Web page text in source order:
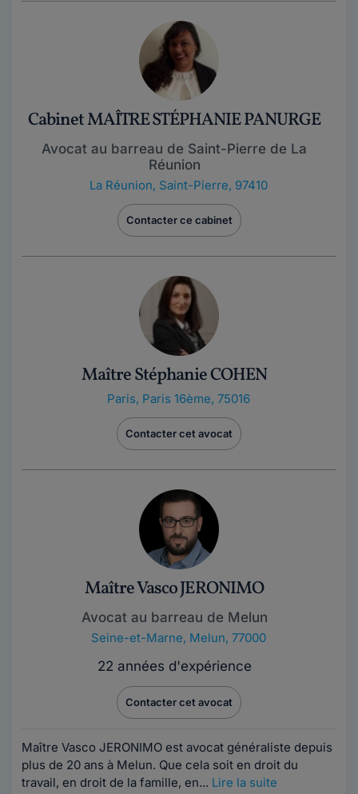
Cabinet MAÎTRE STÉPHANIE PANURGE
Avocat au barreau de Saint-Pierre de La
Réunion
La Réunion, Saint-Pierre, 97410
Contacter ce cabinet
Maître Stéphanie COHEN
Paris, Paris 16ème, 75016
Contacter cet avocat
Maître Vasco JERONIMO
Avocat au barreau de Melun
Seine-et-Marne, Melun, 77000
22 années d'expérience
Contacter cet avocat
Maître Vasco JERONIMO est avocat généraliste depuis
plus de 20 ans à Melun. Que cela soit en droit du
travail, en droit de la famille, en... Lire la suite